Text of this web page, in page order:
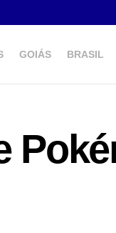
GOIÁS BRASIL